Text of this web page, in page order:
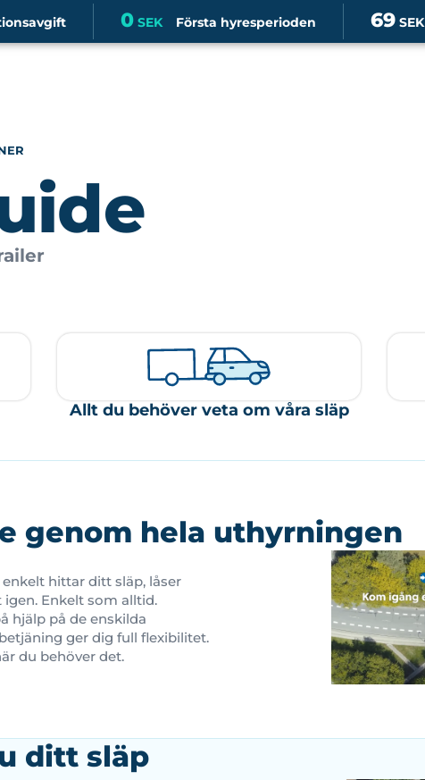
Första hyresperioden
0 SEK 69 SEK
Allt du behöver veta om våra släp
genom hela uthyrningen
hittar ditt släp, låser
Enkelt som alltid.
hjälp på de enskilda
ger dig full flexibilitet.
du behöver det.
ditt släp